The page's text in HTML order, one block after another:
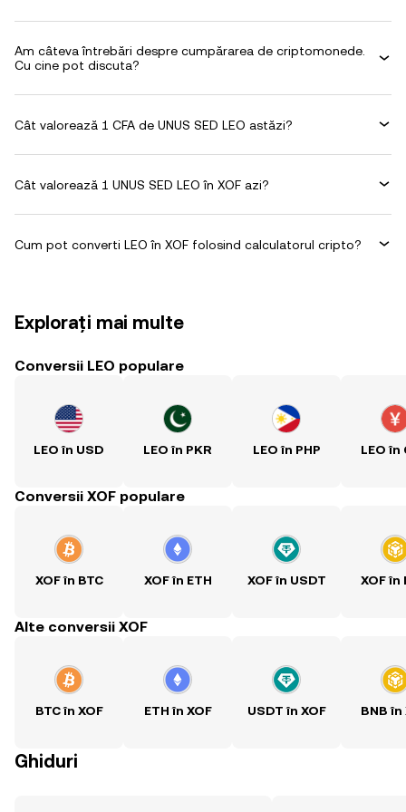
Am câteva întrebări despre cumpărarea de criptomonede.
Cu cine pot discuta?
Cât valorează 1 CFA de UNUS SED LEO astăzi?
Cât valorează 1 UNUS SED LEO în XOF azi?
Cum pot converti LEO în XOF folosind calculatorul cripto?
Explorați mai multe
Conversii LEO populare
LEO în USD LEO în PKR LEO în PHP LEO în
Conversii XOF populare
XOF în BTC XOF în ETH XOF în USDT XOF în
Alte conversii XOF
BTC în XOF ETH în XOF USDT în XOF BNB în
Ghiduri